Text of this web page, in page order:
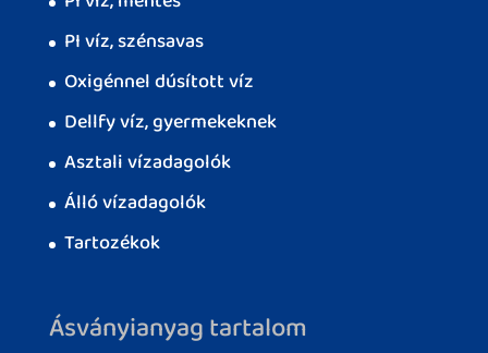
PI víz, szénsavas
Oxigénnel dúsított víz
Dellfy víz, gyermekeknek
Asztali vízadagolók
Álló vízadagolók
Tartozékok
Ásványianyag tartalom